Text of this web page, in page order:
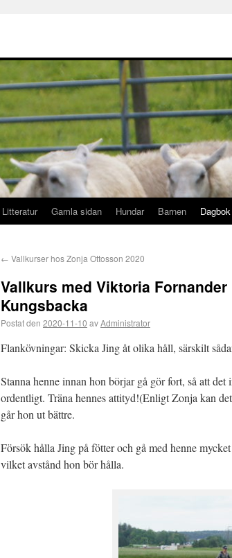
Litteratur Gamla sidan Hundar Barnen Dagbok
← Vallkurser hos Zonja Ottosson 2020
Vallkurs med Viktoria
Kungsbacka
Postat den 2020-11-10 avAdministrator
Flankövningar: Skicka Jing åt olika håll, särskilt
Stanna henne innan hon börjar gå gör fort, så att
ordentligt. Träna hennes attityd!(Enligt Zonja kan
går hon ut bättre.
Försök hålla Jing på fötter och gå med henne
vilket avstånd hon bör hålla.